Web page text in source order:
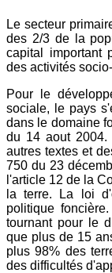
Le secteur
des 2/3 de la
capital important
des activités
Pour le
sociale, le pays
dans le domaine
du 14 aout 2004.
autres textes et
750 du 23
l'article 12 de la
la terre. La loi
politique
tournant pour le
que plus de 15
plus 98% des
des difficultés